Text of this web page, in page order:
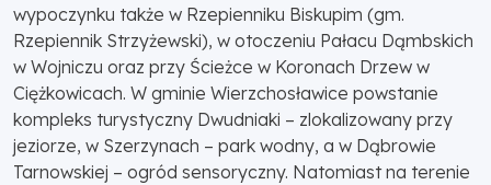
wypoczynku także w Rzepienniku Biskupim (gm.
Rzepiennik Strzyżewski), w otoczeniu Pałacu Dąmbskich
w Wojniczu oraz przy Ścieżce w Koronach Drzew w
Ciężkowicach. W gminie Wierzchosławice powstanie
kompleks turystyczny Dwudniaki – zlokalizowany przy
jeziorze, w Szerzynach – park wodny, a w Dąbrowie
Tarnowskiej – ogród sensoryczny. Natomiast na terenie